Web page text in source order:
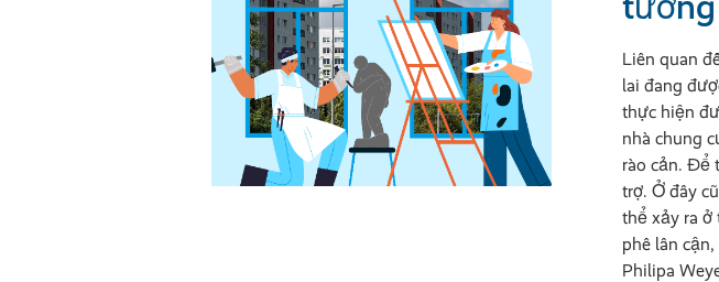
Liên quan
lai đang
thực hiện
nhà chung
rào cản. Để
trợ. Ở đây
thể xảy ra ở
phê lân
Philipa